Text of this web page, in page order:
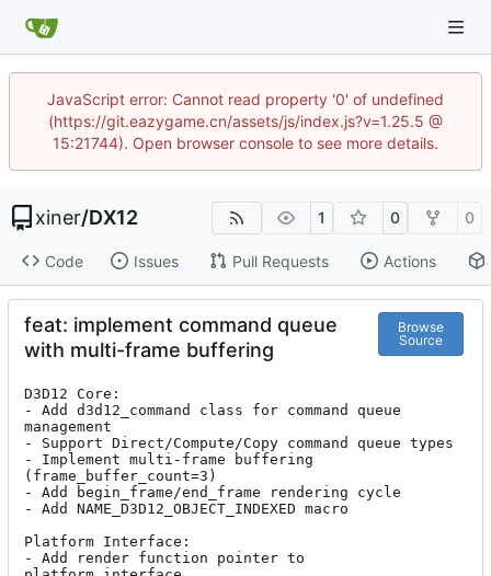
JavaScript error: Cannot read property '0' of undefined
(https://git.eazygame.cn/assets/js/index.js?v=1.25.5 @
15:21744). Open browser console to see more details.
xiner/DX12 1 0 0
Code Issues Pull Requests Actions
feat: implement command queue
with multi-frame buffering
Browse
Source
D3D12 Core:
- Add d3d12_command class for command queue
management
- Support Direct/Compute/Copy command queue types
- Implement multi-frame buffering
(frame_buffer_count=3)
- Add begin_frame/end_frame rendering cycle
- Add NAME_D3D12_OBJECT_INDEXED macro
Platform Interface:
- Add render function pointer to